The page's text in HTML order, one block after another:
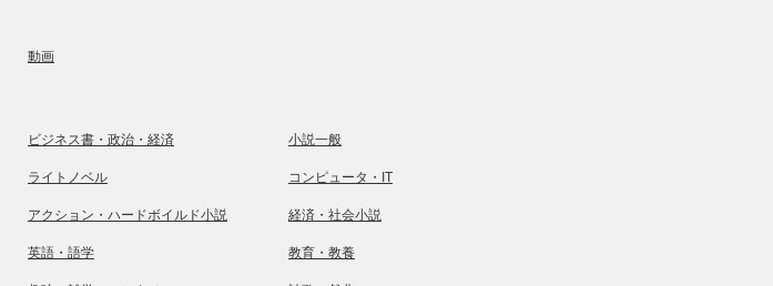
動画
ビジネス書・政治・経済 小説一般
ライトノベル コンピュータ・IT
アクション・ハードボイルド小説 経済・社会小説
英語・語学 教育・教養